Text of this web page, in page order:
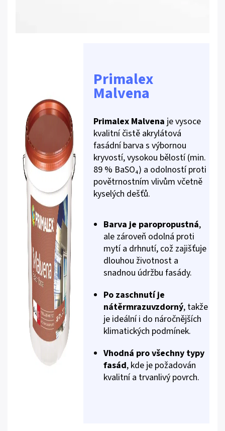
Primalex
Malvena
Primalex Malvena je vysoce
kvalitní čistě akrylátová
fasádní barva s výbornou
kryvostí, vysokou bělostí (min.
89 % BaSO₄) a odolností proti
povětrnostním vlivům včetně
kyselých dešťů.
Barva je paropropustná,
ale zároveň odolná proti
mytí a drhnutí, což zajišťuje
dlouhou životnost a
snadnou údržbu fasády.
Po zaschnutí je
nátěrmrazuvzdorný, takže
je ideální i do náročnějších
klimatických podmínek.
Vhodná pro všechny typy
fasád, kde je požadován
kvalitní a trvanlivý povrch.